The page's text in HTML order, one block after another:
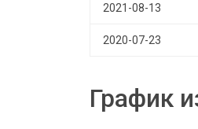
2021-08-13
2020-07-23
График